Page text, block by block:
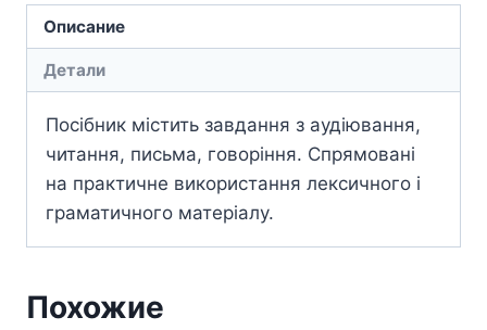
Описание
Детали
Посібник містить завдання з аудіювання,
читання, письма, говоріння. Спрямовані
на практичне використання лексичного і
граматичного матеріалу.
Похожие